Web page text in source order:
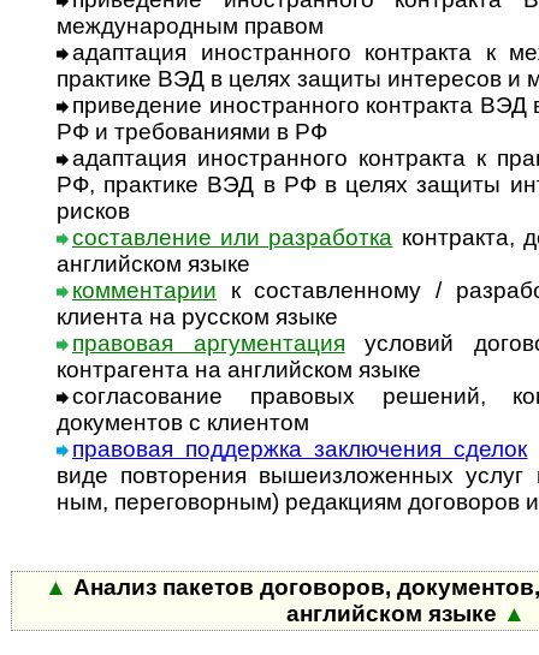
международным правом
адаптация иностранного контракта к
практике ВЭД в целях защиты интересов и
приведение иностранного контракта ВЭД
РФ и требованиями в РФ
адаптация иностранного контракта к
РФ, практике ВЭД в РФ в целях защиты
рисков
составление или разработка контракта,
английском языке
комментарии к составленному /
клиента на русском языке
правовая аргументация условий
контрагента на английском языке
согласование правовых решений,
документов с клиентом
правовая поддержка заключения сделок
виде повторения вышеизложенных
ным, переговорным) редакциям договоров
▲ Анализ пакетов договоров,
английском языке ▲